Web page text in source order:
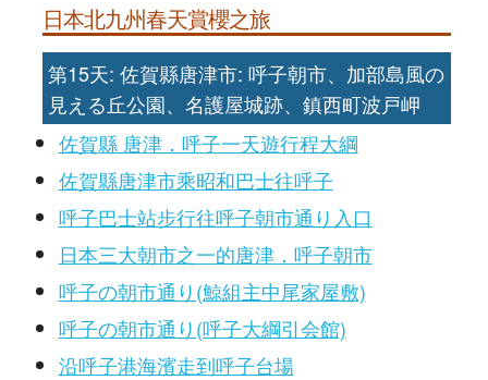
日本北九州春天賞櫻之旅
第15天: 佐賀縣唐津市: 呼子朝市、加部島風の
見える丘公園、名護屋城跡、鎮西町波戸岬
佐賀縣 唐津．呼子一天遊行程大綱
佐賀縣唐津市乘昭和巴士往呼子
呼子巴士站步行往呼子朝市通り入口
日本三大朝市之一的唐津．呼子朝市
呼子の朝市通り(鯨組主中尾家屋敷)
呼子の朝市通り(呼子大綱引会館)
沿呼子港海濱走到呼子台場